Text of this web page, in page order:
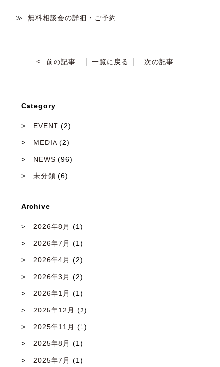
≫ 無料相談会の詳細・ご予約
前の記事 一覧に戻る 次の記事
Category
EVENT (2)
MEDIA(2)
NEWS (96)
未分類 (6)
Archive
2026年8月 (1)
2026年7月 (1)
2026年4月 (2)
2026年3月 (2)
2026年1月 (1)
2025年12月 (2)
2025年11月 (1)
2025年8月 (1)
2025年7月 (1)